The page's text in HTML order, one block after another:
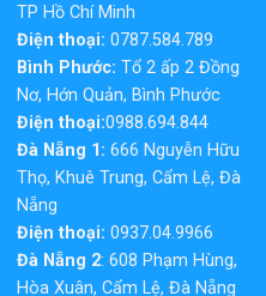
TP Hồ Chí Minh
Điện thoại: 0787.584.789
Bình Phước: Tổ 2 ấp 2 Đồng
Nơ, Hớn Quản, Bình Phước
Điện thoại:0988.694.844
Đà Nẵng 1: 666 Nguyễn Hữu
Thọ, Khuê Trung, Cẩm Lệ, Đà
Nẵng
Điện thoại: 0937.04.9966
Đà Nẵng 2: 608 Phạm Hùng,
Hòa Xuân, Cẩm Lệ, Đà Nẵng